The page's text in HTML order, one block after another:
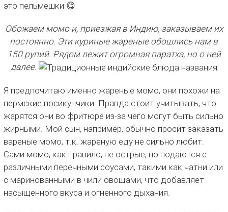
это пельмешки 😋
Обожаем момо и, приезжая в Индию, заказываем их
постоянно. Эти куриные жареные обошлись нам в
150 рупий. Рядом лежит огромная паратха, но о ней
далее.
Я предпочитаю именно жареные момо, они похожи на
пермские посикунчики. Правда стоит учитывать, что
жарятся они во фритюре из-за чего могут быть сильно
жирными. Мой сын, например, обычно просит заказать
вареные момо, т.к. жареную еду не сильно любит.
Сами момо, как правило, не острые, но подаются с
различными перечными соусами, такими как чатни или
с маринованными в чили овощами, что добавляет
насыщенного вкуса и огненного дыхания.